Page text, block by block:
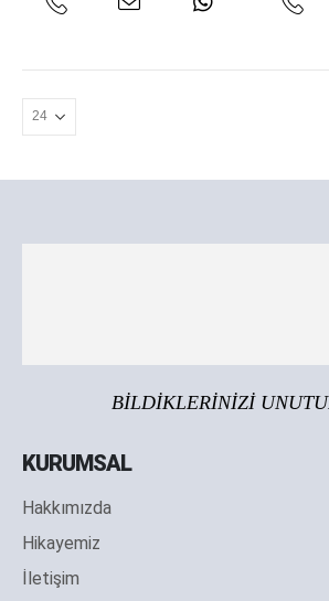
BİLDİKLERİNİZİ
KURUMSAL
Hakkımızda
Hikayemiz
İletişim